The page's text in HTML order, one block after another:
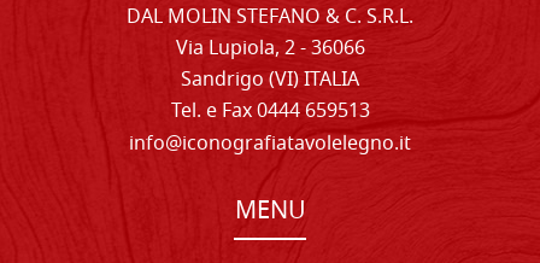
DAL MOLIN STEFANO & C. S.R.L.
Via Lupiola, 2 - 36066
Sandrigo (VI) ITALIA
Tel. e Fax 0444 659513
info@iconografiatavolelegno.it
MENU